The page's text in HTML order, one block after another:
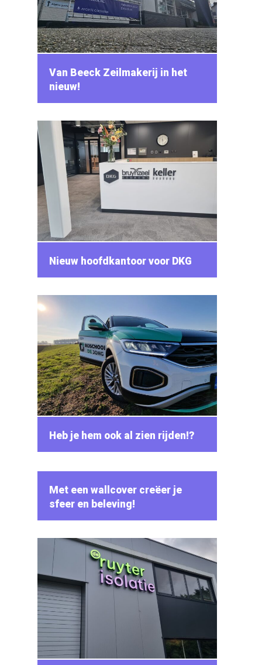
Van Beeck Zeilmakerij in het
nieuw!
Nieuw hoofdkantoor voor DKG
Heb je hem ook al zien rijden!?
Met een wallcover creëer je
sfeer en beleving!